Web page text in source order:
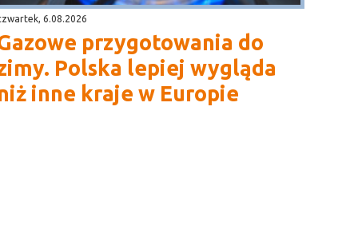
6.08.2026
przygotowania do
Polska lepiej wygląda
inne kraje w Europie